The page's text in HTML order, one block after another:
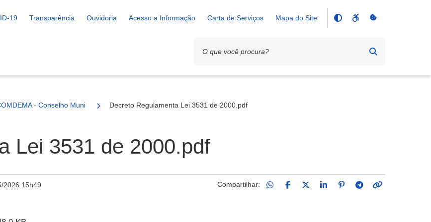
19 Transparência Ouvidoria Acesso a Informação Carta de Serviços Mapa do Site
- Conselho Municipal de Defesa do Meio Ambiente
Decreto Regulamenta Lei 3531 de 2000.pdf
Lei 3531 de 2000.pdf
2026 15h49 Compartilhar: